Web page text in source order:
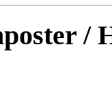
/